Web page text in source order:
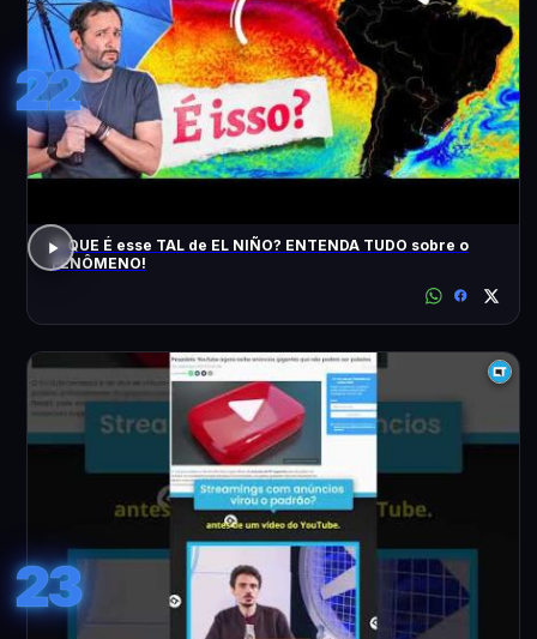
22
O QUE É esse TAL de EL NIÑO? ENTENDA TUDO sobre o
FENÔMENO!
23